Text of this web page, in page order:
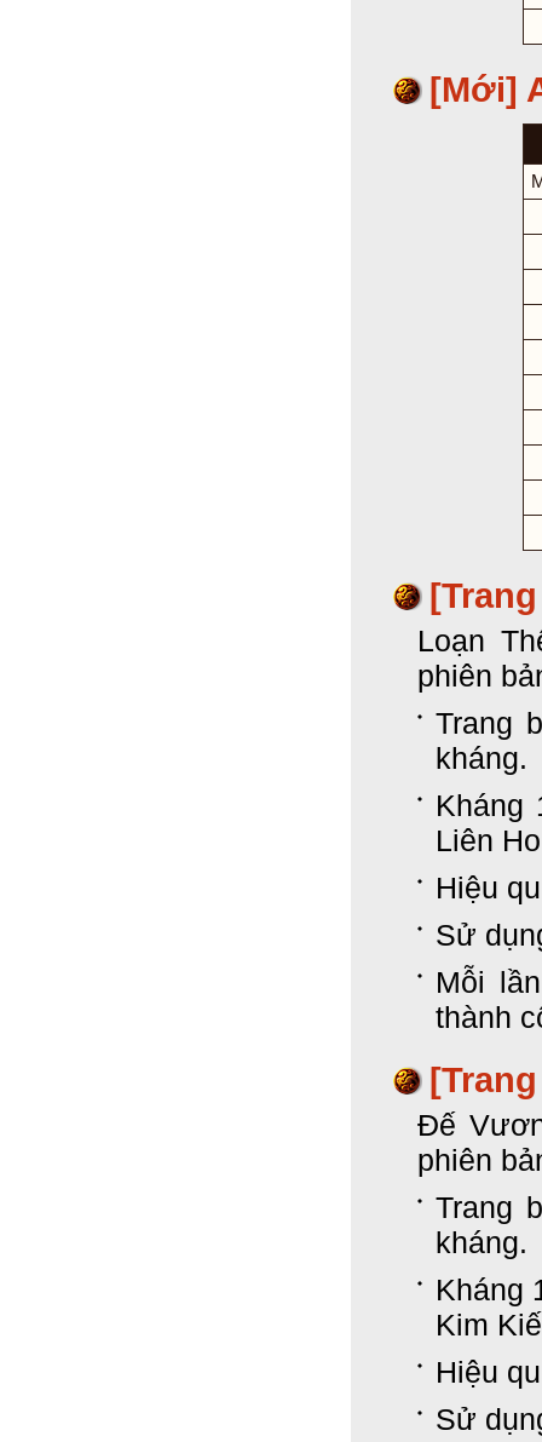
[Mới]
Loạn
phiên
Trang
kháng.
Kháng
Liên
Hiệu
Sử
Mỗi
thành
Đế
phiên
Trang
kháng.
Kháng
Kim
Hiệu
Sử